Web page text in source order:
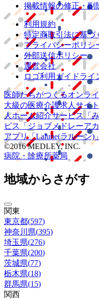
掲載情報の修正・削
利用規約
特定商取引法に基づ
プライバシーポリシ
外部送信ポリシー
運営会社
ロゴ利用ガイドライ
医師たちがつくるオンラ
大級の医療介護求人サイト
人ホーム紹介サービス
「
ビス
「ジョブメドレーア
アプリ「Lalune(ラルーン)」
©2016 MEDLEY, INC.
病院・診療所薬局
地域からさがす
関東
東京都(597)
神奈川県(395)
埼玉県(276)
千葉県(200)
茨城県(77)
栃木県(18)
群馬県(15)
関西